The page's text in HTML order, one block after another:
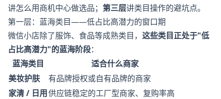
讲怎么用商机中心做选品； 第三层讲类目操作的避坑点。
第一层：蓝海类目——低占比高潜力的窗口期
微信小店除了服饰、食品等成熟类目， 这些类目正处于"低
占比高潜力"的蓝海阶段：
蓝海类目
适合什么商家
美妆护肤
有品牌授权或自有品牌的商家
家清 / 日用供应链稳定的工厂型商家、复购率高